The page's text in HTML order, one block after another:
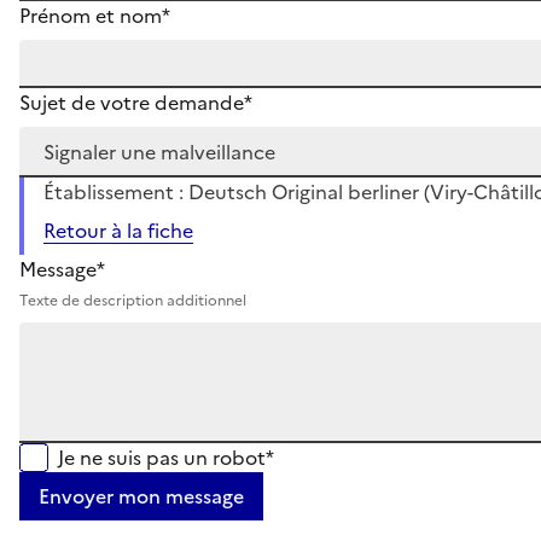
Prénom et nom*
Sujet de votre demande*
Établissement : Deutsch Original berliner (Viry-
Retour à la fiche
Message*
Texte de description additionnel
Je ne suis pas un robot*
Envoyer mon message